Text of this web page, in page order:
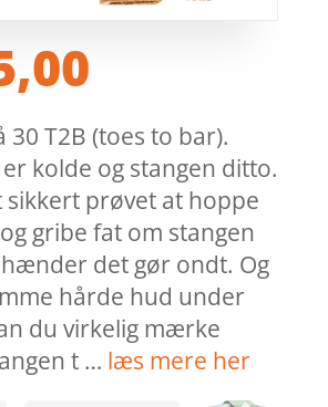
30 T2B (toes to bar).
kolde og stangen ditto.
sikkert prøvet at hoppe
gribe fat om stangen
det gør ondt. Og
hårde hud under
du virkelig mærke
t … læs mere her